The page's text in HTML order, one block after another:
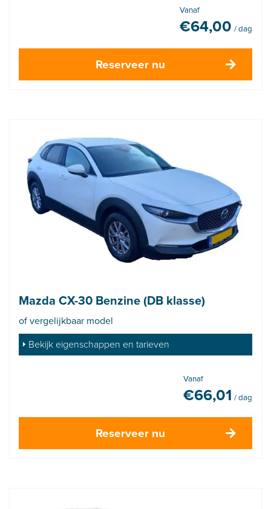
Vanaf
€64,00 / dag
Reserveer nu
Mazda CX-30 Benzine (DB klasse)
of vergelijkbaar model
Bekijk eigenschappen en tarieven
Vanaf
€66,01 / dag
Reserveer nu